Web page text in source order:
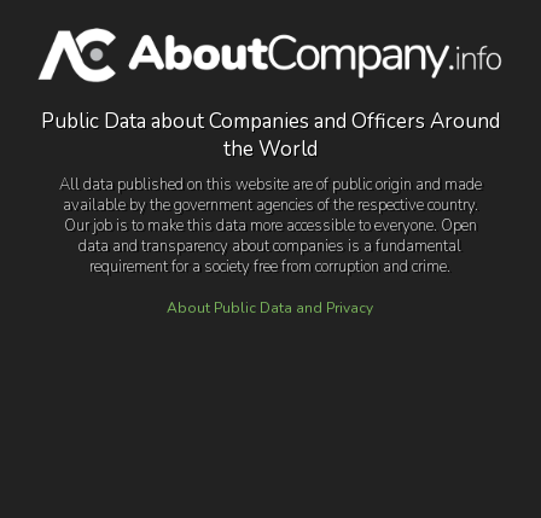
Public Data about Companies and Officers Around
the World
All data published on this website are of public origin and made
available by the government agencies of the respective country.
Our job is to make this data more accessible to everyone. Open
data and transparency about companies is a fundamental
requirement for a society free from corruption and crime.
About Public Data and Privacy